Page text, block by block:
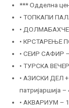
*** Одделна
• ТОПКАПИ
• ДОЛМАБАХЧЕ
• КРСТАРЕЊЕ
• СЕИР САФИР
• ТУРСКА
• АЗИСКИ ДЕЛ
патријаршија
• АКВАРИУМ –